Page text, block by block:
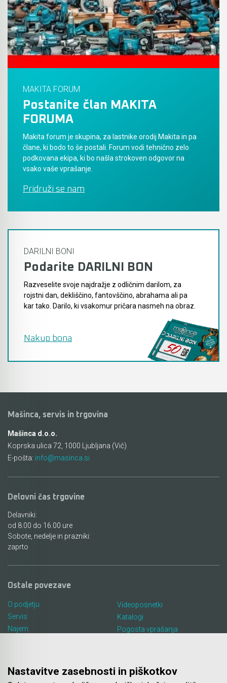
MAKITA FORUM
Postanite član MAKITA
FORUMA
Makita forum je skupina, za lastnike orodij Makita in pa
člane, ki bodo to še postali. Forum vodi tehnično zelo
podkovana ekipa, ki bo našla strokoven odgovor na
vsako vaše vprašanje.
Pridruži se nam
DARILNI BONI
Podarite DARILNI BON
Razveselite svoje najdražje z odličnim darilom, za
rojstni dan, dekliščino, fantovščino, abrahama ali pa
kar tako. Darilo, ki vsakomur pričara nasmeh na obraz.
Nakup bona
Mašinca, servis in trgovina
Mašinca d.o.o.
Koprska ulica 72, 1000 Ljubljana (Vič)
E-pošta: info@masinca.si
Delovni čas trgovine
Delavniki:
od 8.00 do 16.00 ure
Sobote, nedelje in prazniki:
zaprto
Ostale povezave
O podjetju
Servis
Najem
Videoposnetki
Katalogi
Pogosta vprašanja
Nastavitve zasebnosti in piškotkov
Akumulatorski vezalci in rezalniki armature &
navojnih palic
Akumulatorska mikrovalovna pečica